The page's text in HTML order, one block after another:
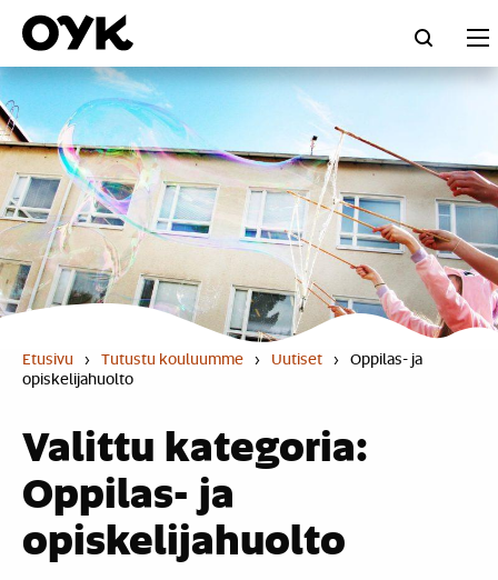
Skip
content
Etusivu › Tutustu kouluumme › Uutiset › Oppilas- ja
opiskelijahuolto
Valittu kategoria:
Oppilas- ja
opiskelijahuolto